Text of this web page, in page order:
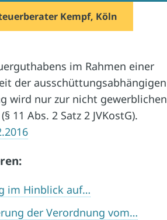
Kempf, Köln
im Rahmen einer
der ausschüttungsabhängigen
wird nur zur nicht gewerblichen
Abs. 2 Satz 2 JVKostG).
im Hinblick auf…
der Verordnung vom…